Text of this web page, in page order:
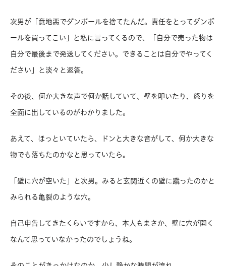
次男が「意地悪でダンボールを捨てたんだ。責任をとってダンボ
ールを買ってこい」と私に言ってくるので、「自分で売った物は
自分で最後まで発送してください。できることは自分でやってく
ださい」と淡々と返答。
その後、何か大きな声で何か話していて、壁を叩いたり、怒りを
全面に出しているのがわかりました。
あえて、ほっといていたら、ドンと大きな音がして、何か大きな
物でも落ちたのかなと思っていたら。
「壁に穴が空いた」と次男。みると玄関近くの壁に蹴ったのかと
みられる亀裂のような穴。
自己申告してきたくらいですから、本人もまさか、壁に穴が開く
なんて思っていなかったのでしょうね。